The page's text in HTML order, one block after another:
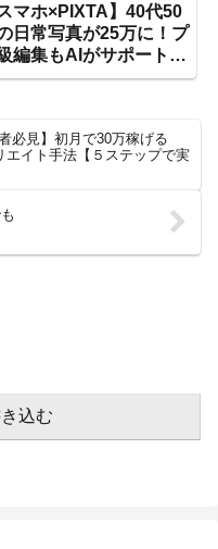
スマホ×PIXTA】40代50
日常写真が25万に！プ
編集もAIがサポート！
者向きスマホ写真副業
必見】初月で30万稼げる
エイト手法【５ステップで実
込む